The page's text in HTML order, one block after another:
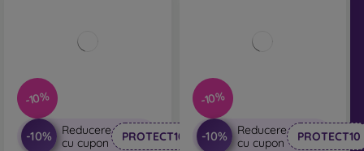
-10%
-10%
Reducere
cu cupon
PROTECT10
-10%
-10%
Reducere
cu cupon
PROTECT10